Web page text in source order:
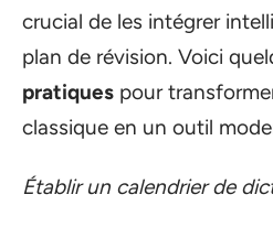
crucial de les intégrer
plan de révision. Voici
pratiques pour
classique en un outil
Établir un calendrier de